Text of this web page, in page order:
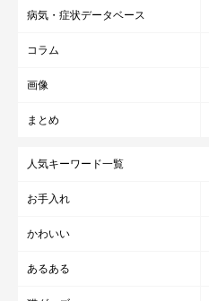
病気・症状データベース
コラム
画像
まとめ
人気キーワード一覧
お手入れ
かわいい
あるある